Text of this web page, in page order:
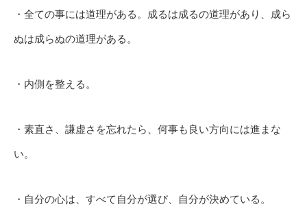
・全ての事には道理がある。成るは成るの道理があり、成ら
ぬは成らぬの道理がある。
・内側を整える。
・素直さ、謙虚さを忘れたら、何事も良い方向には進まな
い。
・自分の心は、すべて自分が選び、自分が決めている。